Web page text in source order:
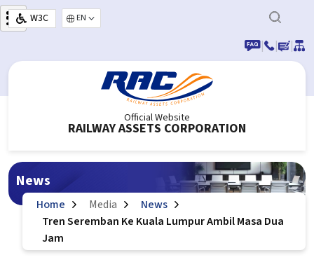
Skip to main content
W3C
Select your language
|
| |
Official Website
RAILWAY ASSETS CORPORATION
News
Home Media
News
Tren Seremban Ke Kuala Lumpur Ambil Masa Dua
Jam